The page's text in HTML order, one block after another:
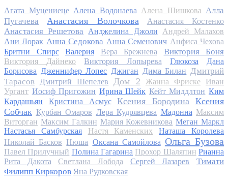
Агата Муцениеце Алена Водонаева Алена Шишкова Алла
Пугачева
Анастасия Волочкова Анастасия Костенко
Анастасия Решетова Анджелина Джоли
Андрей Малахов
Ани Лорак Анна Седокова Анна Семенович Анфиса Чехова
Бритни Спирс
Валерия Вера Брежнева Виктория Боня
Виктория Дайнеко Виктория Лопырева Глюкоза
Дана
Борисова Дженнифер Лопес Джиган Дима Билан Дмитрий
Тарасов
Дмитрий Шепелев Дом 2 Жанна Фриске
Иван
Ургант Иосиф Пригожин Ирина Шейк Кейт Миддлтон Ким
Кардашьян
Кристина Асмус Ксения Бородина
Ксения
Собчак Курбан Омаров Лера Кудрявцева Мадонна Максим
Виторган Максим Галкин Мария Кожевникова Меган Маркл
Настасья Самбурская
Настя Каменских
Наташа Королева
Николай Басков Нюша Оксана Самойлова Ольга Бузова
Павел Прилучный Полина Гагарина Прохор Шаляпин Рианна
Рита Дакота
Светлана Лобода Сергей Лазарев
Тимати
Филипп Киркоров Яна Рудковская